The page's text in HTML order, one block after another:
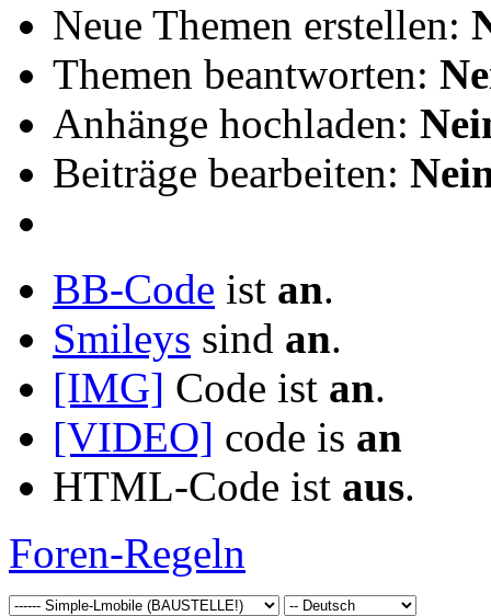
Neue Themen erstellen:
Themen beantworten:
Anhänge hochladen:
Beiträge bearbeiten:
BB-Code ist an.
Smileys sind an.
[IMG] Code ist an.
[VIDEO] code is an
HTML-Code ist aus.
Foren-Regeln